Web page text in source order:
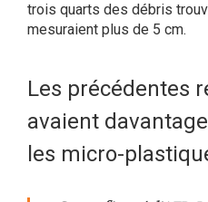
trois quarts des débris
mesuraient plus de 5 cm.
Les précédentes
avaient
les micro-